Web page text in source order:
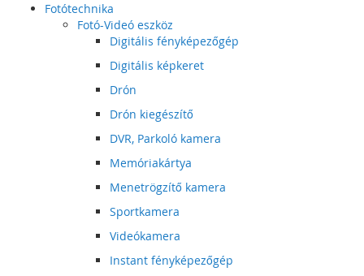
Fotótechnika
Fotó-Videó eszköz
Digitális fényképezőgép
Digitális képkeret
Drón
Drón kiegészítő
DVR, Parkoló kamera
Memóriakártya
Menetrögzítő kamera
Sportkamera
Videókamera
Instant fényképezőgép